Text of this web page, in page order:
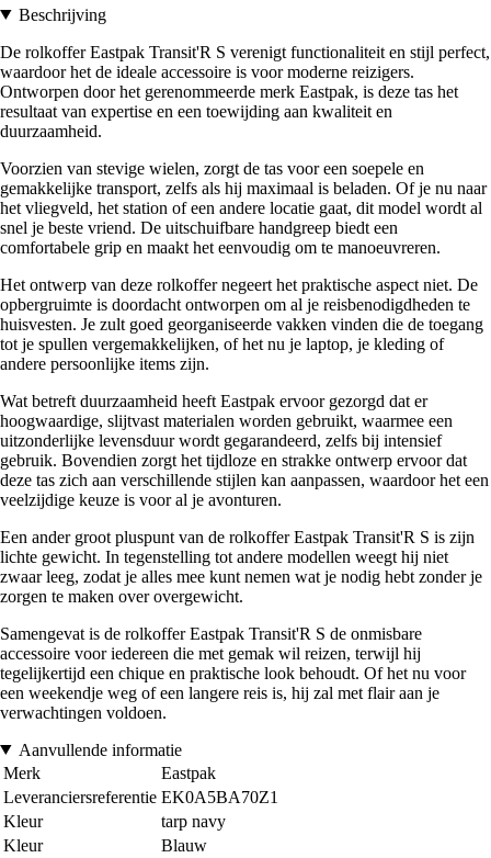
Beschrijving
De rolkoffer Eastpak Transit'R S verenigt functionaliteit en stijl perfect,
waardoor het de ideale accessoire is voor moderne reizigers.
Ontworpen door het gerenommeerde merk Eastpak, is deze tas het
resultaat van expertise en een toewijding aan kwaliteit en
duurzaamheid.
Voorzien van stevige wielen, zorgt de tas voor een soepele en
gemakkelijke transport, zelfs als hij maximaal is beladen. Of je nu naar
het vliegveld, het station of een andere locatie gaat, dit model wordt al
snel je beste vriend. De uitschuifbare handgreep biedt een
comfortabele grip en maakt het eenvoudig om te manoeuvreren.
Het ontwerp van deze rolkoffer negeert het praktische aspect niet. De
opbergruimte is doordacht ontworpen om al je reisbenodigdheden te
huisvesten. Je zult goed georganiseerde vakken vinden die de toegang
tot je spullen vergemakkelijken, of het nu je laptop, je kleding of
andere persoonlijke items zijn.
Wat betreft duurzaamheid heeft Eastpak ervoor gezorgd dat er
hoogwaardige, slijtvast materialen worden gebruikt, waarmee een
uitzonderlijke levensduur wordt gegarandeerd, zelfs bij intensief
gebruik. Bovendien zorgt het tijdloze en strakke ontwerp ervoor dat
deze tas zich aan verschillende stijlen kan aanpassen, waardoor het een
veelzijdige keuze is voor al je avonturen.
Een ander groot pluspunt van de rolkoffer Eastpak Transit'R S is zijn
lichte gewicht. In tegenstelling tot andere modellen weegt hij niet
zwaar leeg, zodat je alles mee kunt nemen wat je nodig hebt zonder je
zorgen te maken over overgewicht.
Samengevat is de rolkoffer Eastpak Transit'R S de onmisbare
accessoire voor iedereen die met gemak wil reizen, terwijl hij
tegelijkertijd een chique en praktische look behoudt. Of het nu voor
een weekendje weg of een langere reis is, hij zal met flair aan je
verwachtingen voldoen.
Aanvullende informatie
Merk
Eastpak
Leveranciersreferentie EK0A5BA70Z1
Kleur
tarp navy
Kleur
Blauw